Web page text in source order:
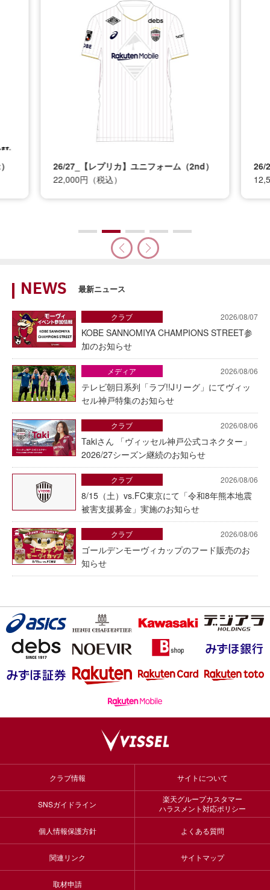
26/27_【レプリカ】ユニフォーム（2nd）
22,000円（税込）
26/
NEWS 最新ニュース
2026/08/07
KOBE SANNOMIYA CHAMPIONS STREET参
加のお知らせ
クラブ
2026/08/06
テレビ朝日系列「ラブ!!Jリーグ」にてヴィッ
セル神戸特集のお知らせ
メディア
2026/08/06
Takiさん 「ヴィッセル神戸公式コネクター」
2026/27シーズン継続のお知らせ
クラブ
2026/08/06
8/15（土）vs.FC東京にて「令和8年熊本地震
被害支援募金」実施のお知らせ
クラブ
2026/08/06
ゴールデンモーヴィカップのフード販売のお
知らせ
クラブ
クラブ情報 サイトについて
SNSガイドライン
楽天グループカスタマー
ハラスメント対応ポリシー
個人情報保護方針 よくある質問
関連リンク サイトマップ
取材申請